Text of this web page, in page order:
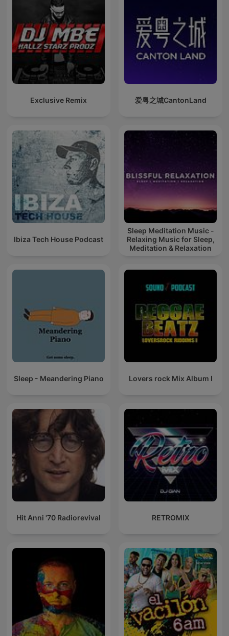
Exclusive Remix 爱粤之城CantonLand
Ibiza Tech House Podcast
Sleep Meditation Music -
Relaxing Music for Sleep,
Meditation & Relaxation
Sleep - Meandering Piano Lovers rock Mix Album I
Hit Anni '70 Radiorevival RETROMIX